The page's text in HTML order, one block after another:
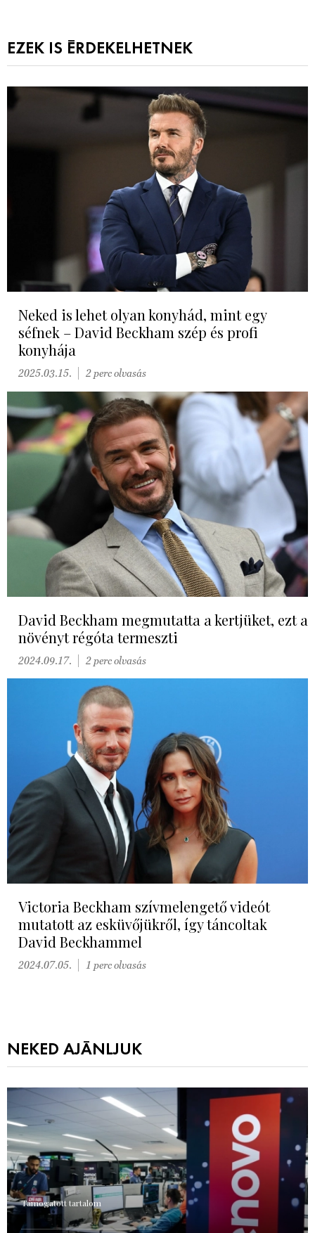
EZEK IS ÉRDEKELHETNEK
Neked is lehet olyan konyhád, mint egy
séfnek – David Beckham szép és profi
konyhája
2025.03.15. 2 perc olvasás
David Beckham megmutatta a kertjüket, ezt a
növényt régóta termeszti
2024.09.17. 2 perc olvasás
Victoria Beckham szívmelengető videót
mutatott az esküvőjükről, így táncoltak
David Beckhammel
2024.07.05. 1 perc olvasás
NEKED AJÁNLJUK
Támogatott tartalom